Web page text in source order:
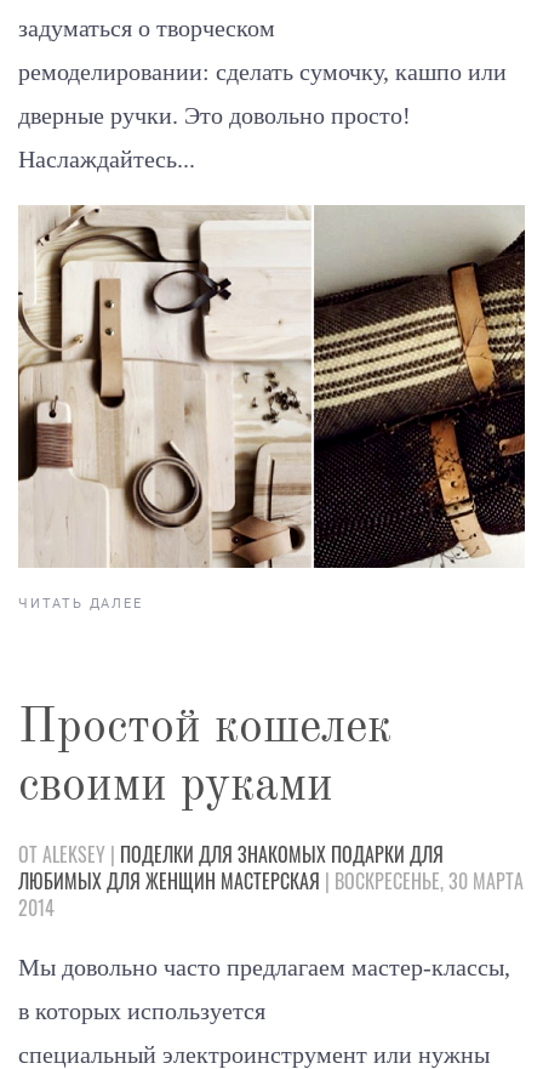
задуматься о творческом
ремоделировании: сделать сумочку, кашпо или
дверные ручки. Это довольно просто!
Наслаждайтесь...
ЧИТАТЬ ДАЛЕЕ
Простой кошелек
своими руками
ОТ ALEKSEY | ПОДЕЛКИ ДЛЯ ЗНАКОМЫХ ПОДАРКИ ДЛЯ
ЛЮБИМЫХДЛЯ ЖЕНЩИН МАСТЕРСКАЯ | ВОСКРЕСЕНЬЕ, 30 МАРТА
2014
Мы довольно часто предлагаем мастер-классы,
в которых используется
специальный электроинструмент или нужны